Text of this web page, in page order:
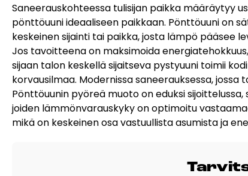
Saneerauskohteessa tulisijan paikka määräytyy
pönttöuuniideaaliseen paikkaan. Pönttöuuni on
keskeinen sijainti tai paikka, josta lämpö pääsee
Jos tavoitteena on maksimoida
sijaan talon keskellä sijaitseva pystyuuni toimii
korvausilmaa. Modernissa saneerauksessa,
Pönttöuunin pyöreä muoto on eduksi
joiden lämmönvarauskyky on optimoitu
mikä on keskeinen osavastuullista asumistaja